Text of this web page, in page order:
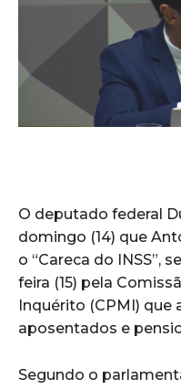
O deputado federal
domingo (14) que
o “Careca do INSS”,
feira (15) pela
Inquérito (CPMI) que
aposentados e
Segundo o